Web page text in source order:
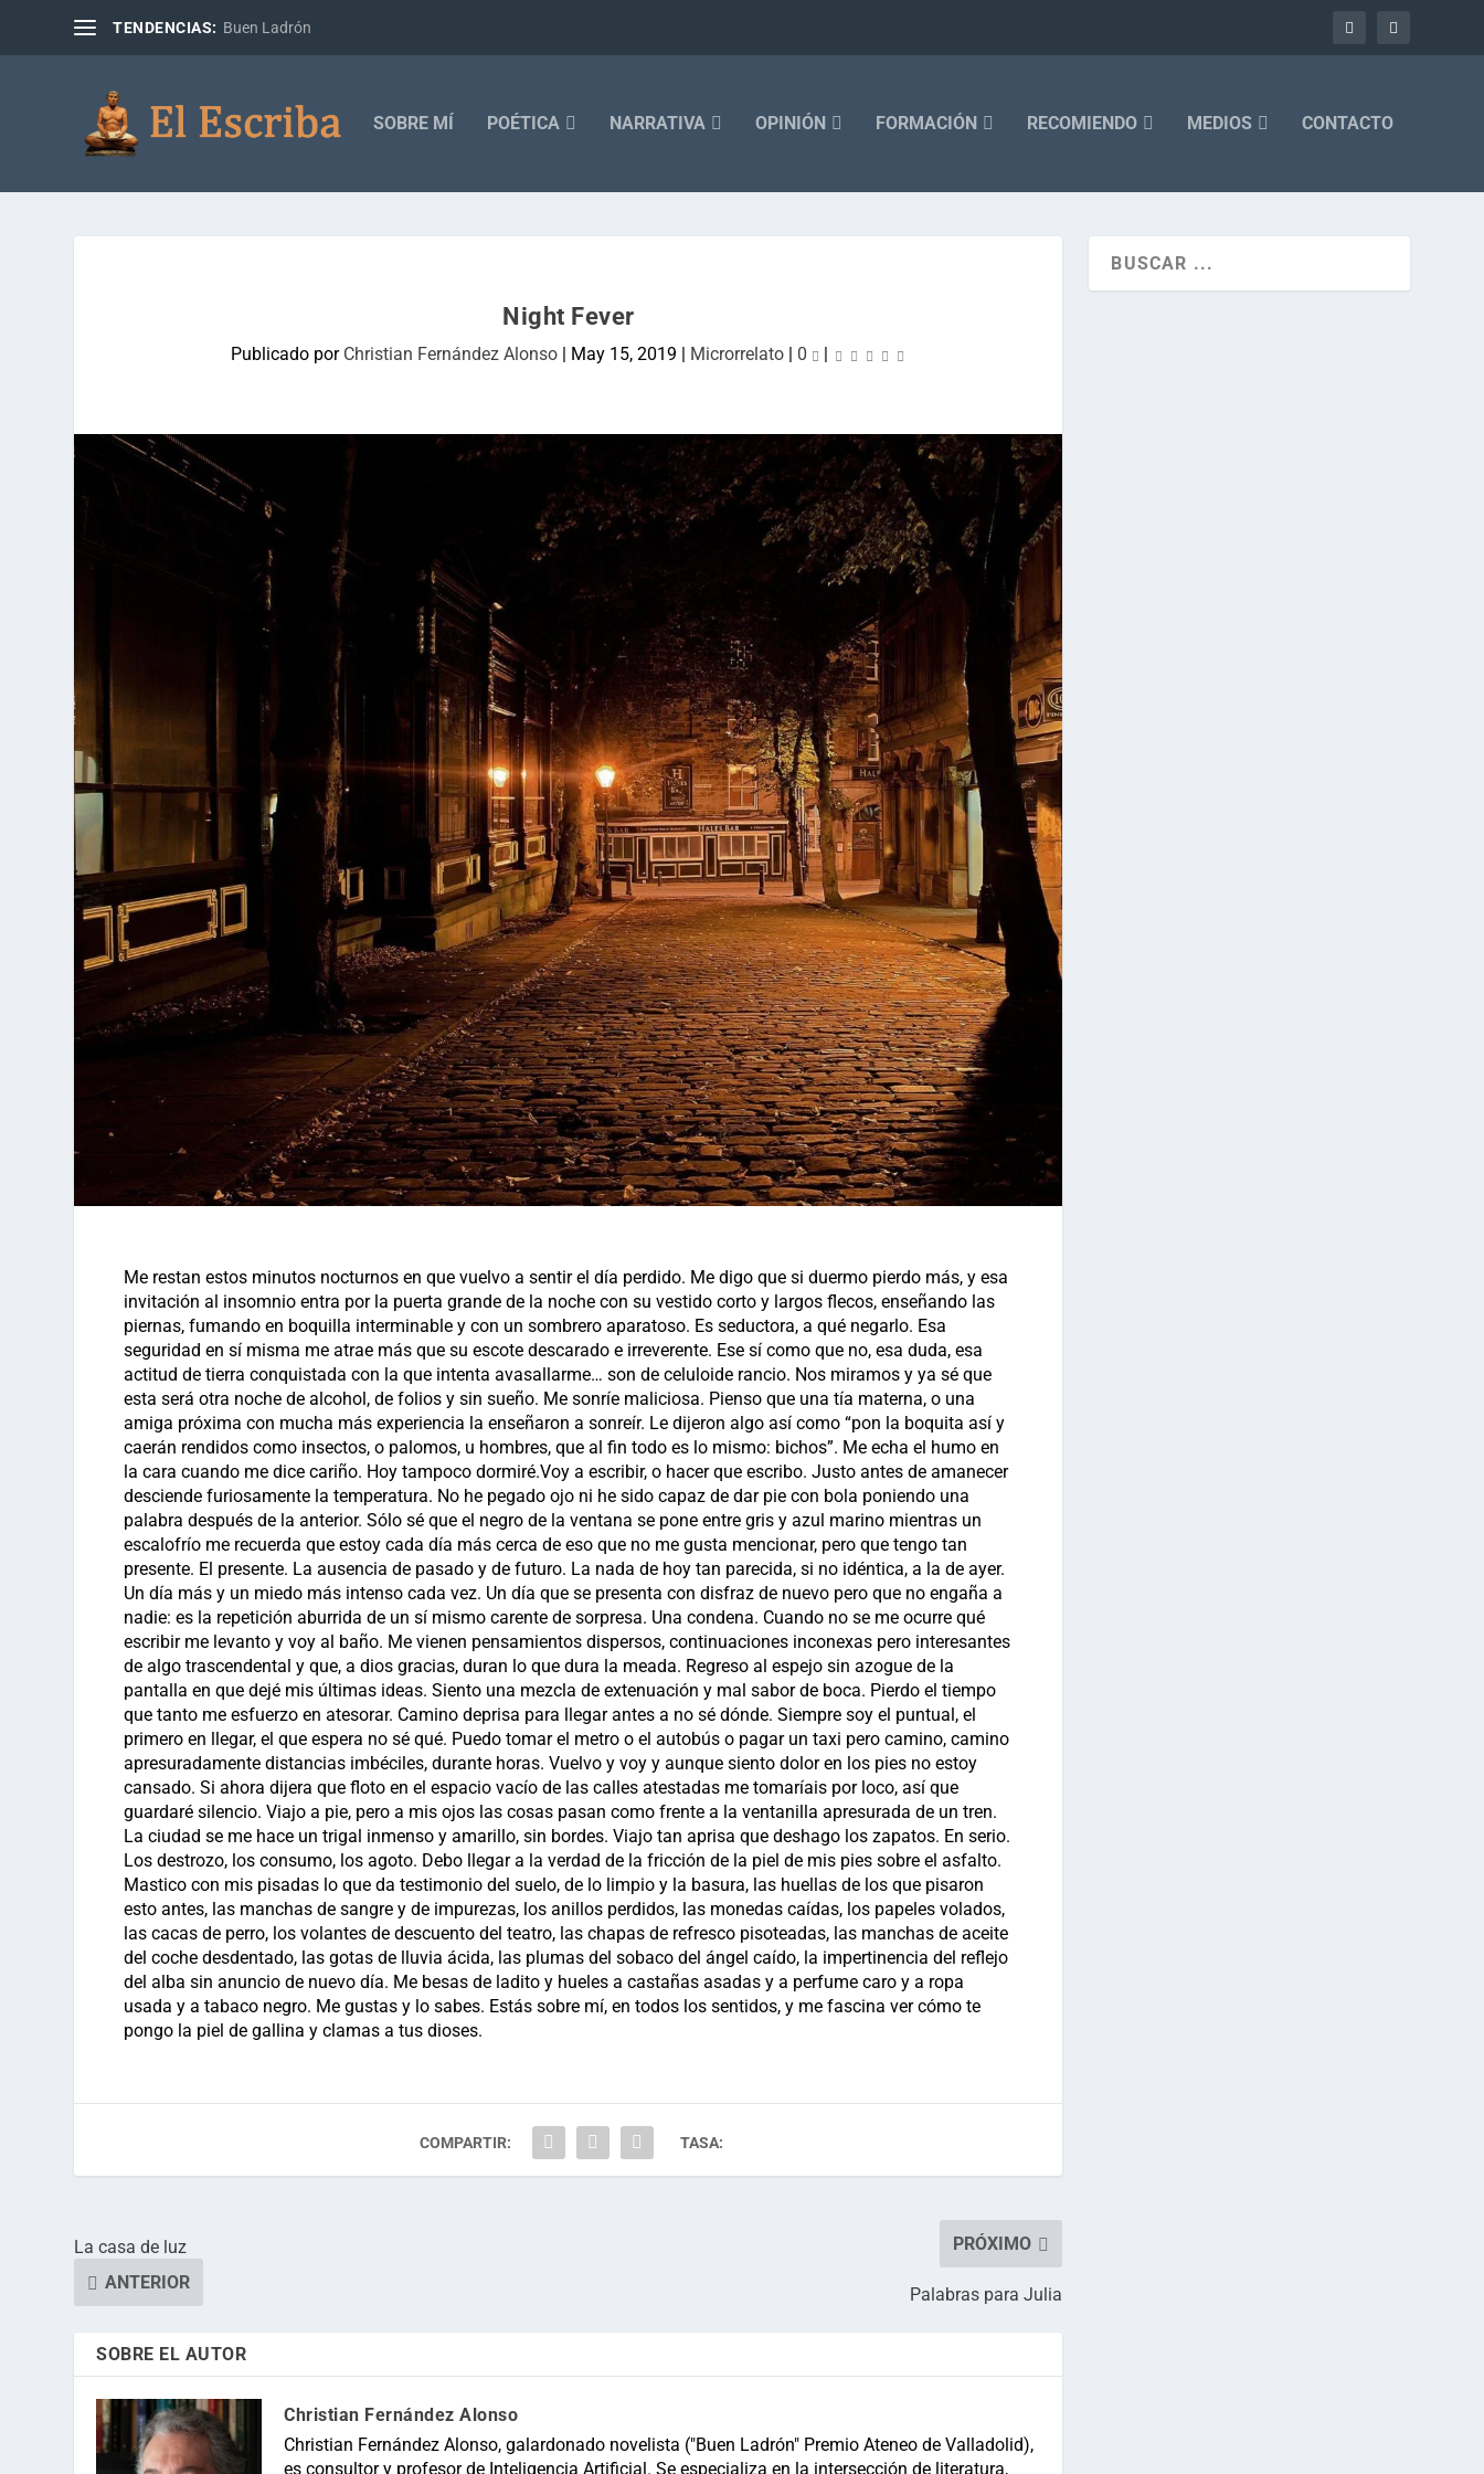
TENDENCIAS: Buen Ladrón
SOBRE MÍ POÉTICA NARRATIVA OPINIÓN FORMACIÓN RECOMIENDO MEDIOS CONTACTO
Night Fever
Publicado por Christian Fernández Alonso | May 15, 2019 | Microrrelato | 0 |
Me restan estos minutos nocturnos en que vuelvo a sentir el día perdido. Me digo que si duermo pierdo más, y esa
invitación al insomnio entra por la puerta grande de la noche con su vestido corto y largos flecos, enseñando las
piernas, fumando en boquilla interminable y con un sombrero aparatoso. Es seductora, a qué negarlo. Esa
seguridad en sí misma me atrae más que su escote descarado e irreverente. Ese sí como que no, esa duda, esa
actitud de tierra conquistada con la que intenta avasallarme… son de celuloide rancio. Nos miramos y ya sé que
esta será otra noche de alcohol, de folios y sin sueño. Me sonríe maliciosa. Pienso que una tía materna, o una
amiga próxima con mucha más experiencia la enseñaron a sonreír. Le dijeron algo así como “pon la boquita así y
caerán rendidos como insectos, o palomos, u hombres, que al fin todo es lo mismo: bichos”. Me echa el humo en
la cara cuando me dice cariño. Hoy tampoco dormiré.Voy a escribir, o hacer que escribo. Justo antes de amanecer
desciende furiosamente la temperatura. No he pegado ojo ni he sido capaz de dar pie con bola poniendo una
palabra después de la anterior. Sólo sé que el negro de la ventana se pone entre gris y azul marino mientras un
escalofrío me recuerda que estoy cada día más cerca de eso que no me gusta mencionar, pero que tengo tan
presente. El presente. La ausencia de pasado y de futuro. La nada de hoy tan parecida, si no idéntica, a la de ayer.
Un día más y un miedo más intenso cada vez. Un día que se presenta con disfraz de nuevo pero que no engaña a
nadie: es la repetición aburrida de un sí mismo carente de sorpresa. Una condena. Cuando no se me ocurre qué
escribir me levanto y voy al baño. Me vienen pensamientos dispersos, continuaciones inconexas pero interesantes
de algo trascendental y que, a dios gracias, duran lo que dura la meada. Regreso al espejo sin azogue de la
pantalla en que dejé mis últimas ideas. Siento una mezcla de extenuación y mal sabor de boca. Pierdo el tiempo
que tanto me esfuerzo en atesorar. Camino deprisa para llegar antes a no sé dónde. Siempre soy el puntual, el
primero en llegar, el que espera no sé qué. Puedo tomar el metro o el autobús o pagar un taxi pero camino, camino
apresuradamente distancias imbéciles, durante horas. Vuelvo y voy y aunque siento dolor en los pies no estoy
cansado. Si ahora dijera que floto en el espacio vacío de las calles atestadas me tomaríais por loco, así que
guardaré silencio. Viajo a pie, pero a mis ojos las cosas pasan como frente a la ventanilla apresurada de un tren.
La ciudad se me hace un trigal inmenso y amarillo, sin bordes. Viajo tan aprisa que deshago los zapatos. En serio.
Los destrozo, los consumo, los agoto. Debo llegar a la verdad de la fricción de la piel de mis pies sobre el asfalto.
Mastico con mis pisadas lo que da testimonio del suelo, de lo limpio y la basura, las huellas de los que pisaron
esto antes, las manchas de sangre y de impurezas, los anillos perdidos, las monedas caídas, los papeles volados,
las cacas de perro, los volantes de descuento del teatro, las chapas de refresco pisoteadas, las manchas de aceite
del coche desdentado, las gotas de lluvia ácida, las plumas del sobaco del ángel caído, la impertinencia del reflejo
del alba sin anuncio de nuevo día. Me besas de ladito y hueles a castañas asadas y a perfume caro y a ropa
usada y a tabaco negro. Me gustas y lo sabes. Estás sobre mí, en todos los sentidos, y me fascina ver cómo te
pongo la piel de gallina y clamas a tus dioses.
COMPARTIR: TASA:
La casa de luz
ANTERIOR
PRÓXIMO
Palabras para Julia
SOBRE EL AUTOR
Christian Fernández Alonso
Christian Fernández Alonso, galardonado novelista ("Buen Ladrón" Premio Ateneo de Valladolid),
es consultor y profesor de Inteligencia Artificial. Se especializa en la intersección de literatura,